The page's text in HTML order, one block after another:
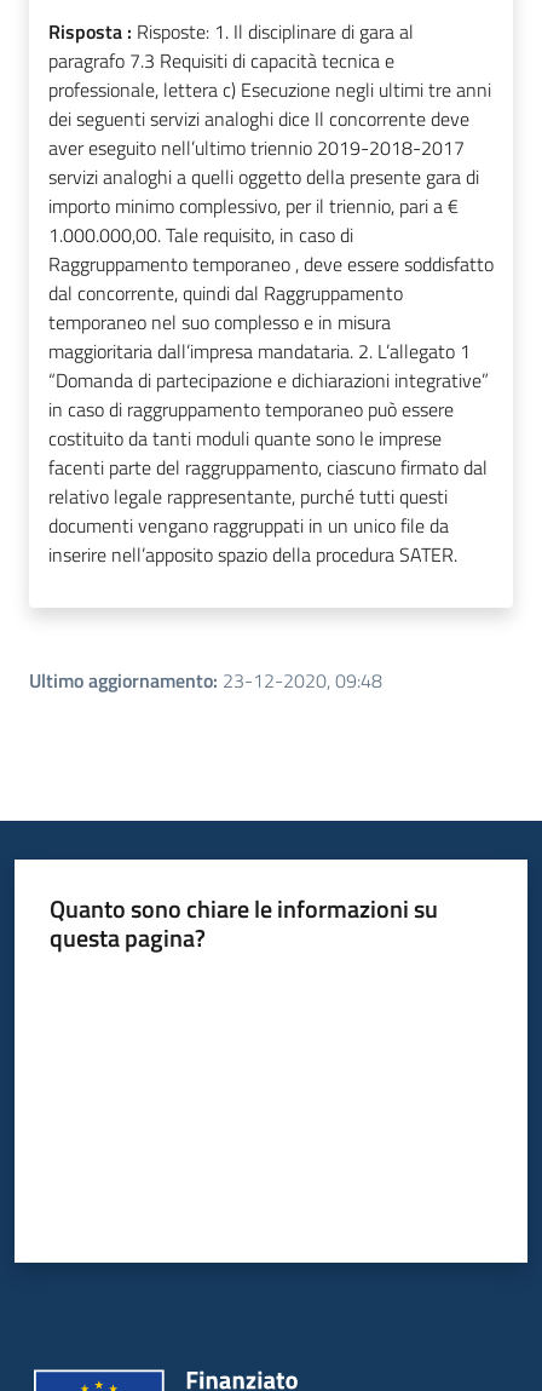
Risposta : Risposte: 1. Il disciplinare di gara al
paragrafo 7.3 Requisiti di capacità tecnica e
professionale, lettera c) Esecuzione negli ultimi tre anni
dei seguenti servizi analoghi dice Il concorrente deve
aver eseguito nell’ultimo triennio 2019-2018-2017
servizi analoghi a quelli oggetto della presente gara di
importo minimo complessivo, per il triennio, pari a €
1.000.000,00. Tale requisito, in caso di
Raggruppamento temporaneo , deve essere soddisfatto
dal concorrente, quindi dal Raggruppamento
temporaneo nel suo complesso e in misura
maggioritaria dall’impresa mandataria. 2. L’allegato 1
“Domanda di partecipazione e dichiarazioni integrative”
in caso di raggruppamento temporaneo può essere
costituito da tanti moduli quante sono le imprese
facenti parte del raggruppamento, ciascuno firmato dal
relativo legale rappresentante, purché tutti questi
documenti vengano raggruppati in un unico file da
inserire nell’apposito spazio della procedura SATER.
Ultimo aggiornamento: 23-12-2020, 09:48
Quanto sono chiare le informazioni su
questa pagina?